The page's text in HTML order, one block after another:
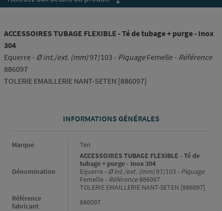
ACCESSOIRES TUBAGE FLEXIBLE - Té de tubage + purge - Inox
304
Equerre - Ø int./ext. (mm)97/103 - PiquageFemelle - Référence
886097
TOLERIE EMAILLERIE NANT-SETEN [886097]
INFORMATIONS GÉNÉRALES
Informations générales
Marque Ten
Dénomination
ACCESSOIRES TUBAGE FLEXIBLE - Té de
tubage + purge - Inox 304
Equerre - Ø int./ext. (mm)97/103 - Piquage
Femelle - Référence886097
TOLERIE EMAILLERIE NANT-SETEN [886097]
Référence
fabricant
886097